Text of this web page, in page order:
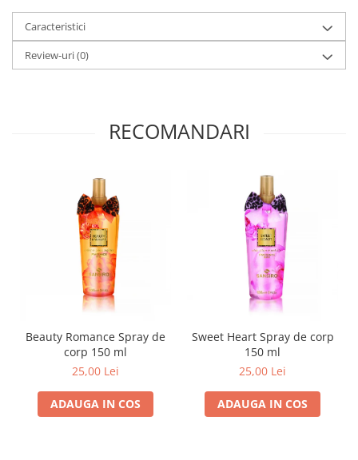
Caracteristici
Review-uri(0)
RECOMANDARI
Beauty Romance Spray de
corp 150 ml
25,00 Lei
ADAUGA IN COS
Sweet Heart Spray de corp
150 ml
25,00 Lei
ADAUGA IN COS